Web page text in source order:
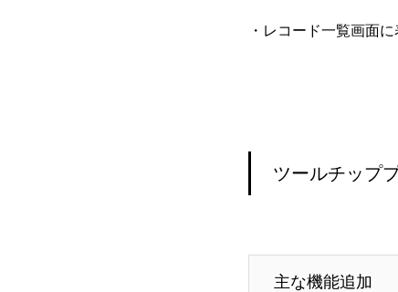
・レコード一覧画面
ツールチップ
主な機能追加